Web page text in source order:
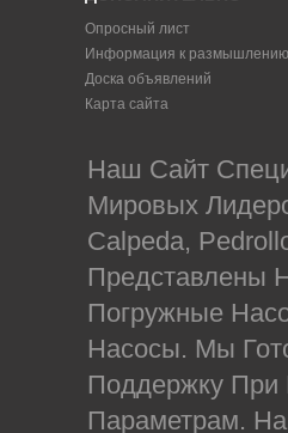
Опросный лист
Информация к размышлению
Доска объявлений
Карта сайта
Наш Сайт
Мировых
Calpeda,
Представлены
Погружные
Насосы. Мы
Поддержку
Параметрам.